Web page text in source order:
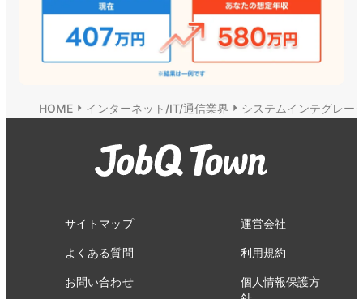
HOMEarrow_rightインターネット/IT/通信業界arrow_right システムインテグレー
サイトマップ
よくある質問
お問い合わせ
運営会社
利用規約
個人情報保護方